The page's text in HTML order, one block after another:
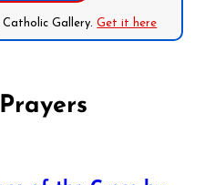
Catholic Gallery.Get it here